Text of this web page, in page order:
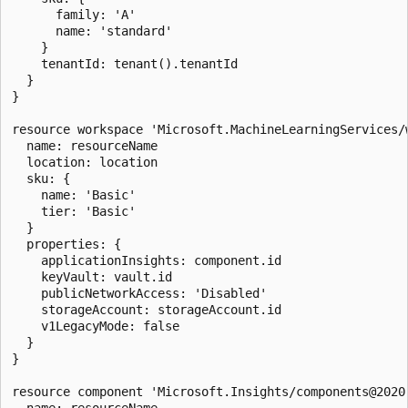
      family: 'A'
      name: 'standard'
    }
    tenantId: tenant().tenantId
  }
}
resource workspace 'Microsoft.MachineLearningServices/
  name: resourceName
  location: location
  sku: {
    name: 'Basic'
    tier: 'Basic'
  }
  properties: {
    applicationInsights: component.id
    keyVault: vault.id
    publicNetworkAccess: 'Disabled'
    storageAccount: storageAccount.id
    v1LegacyMode: false
  }
}
resource component 'Microsoft.Insights/